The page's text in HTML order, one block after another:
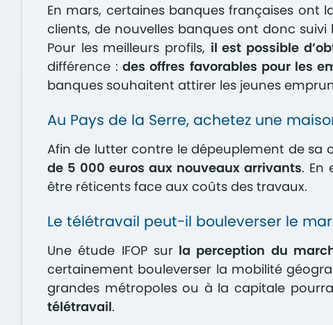
En mars, certaines banques françaises ont
clients, de nouvelles banques ont donc
Pour les meilleurs profils, il est possible
différence : des offres favorables pour les
banques souhaitent attirer les jeunes
Au Pays de la Serre, achetez une
Afin de lutter contre le dépeuplement de
de 5 000 euros aux nouveaux arrivants. En
être réticents face aux coûts des travaux.
Le télétravail peut-il bouleverser le
Une étude IFOP surla perception du
certainement bouleverser la mobilité
grandes métropoles ou à la capitale
télétravail.